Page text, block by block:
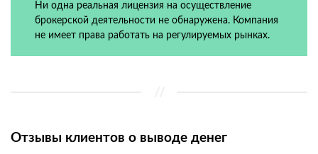
Ни одна реальная лицензия на осуществление
брокерской деятельности не обнаружена. Компания
не имеет права работать на регулируемых рынках.
Отзывы клиентов о выводе денег